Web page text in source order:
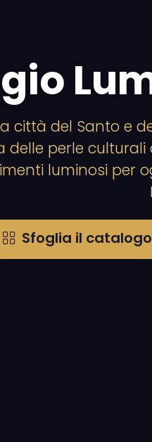
città del Santo e
delle perle culturali
luminosi per
Sfoglia il catalogo